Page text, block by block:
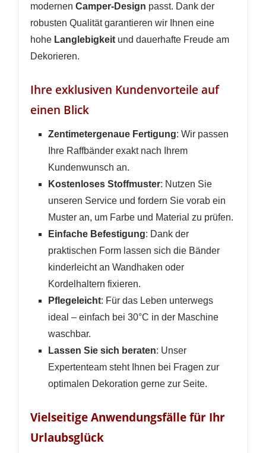
modernen Camper-Design passt. Dank der
robusten Qualität garantieren wir Ihnen eine
hohe Langlebigkeit und dauerhafte Freude am
Dekorieren.
Ihre exklusiven Kundenvorteile auf
einen Blick
Zentimetergenaue Fertigung: Wir passen
Ihre Raffbänder exakt nach Ihrem
Kundenwunsch an.
Kostenloses Stoffmuster: Nutzen Sie
unseren Service und fordern Sie vorab ein
Muster an, um Farbe und Material zu prüfen.
Einfache Befestigung: Dank der
praktischen Form lassen sich die Bänder
kinderleicht an Wandhaken oder
Kordelhaltern fixieren.
Pflegeleicht: Für das Leben unterwegs
ideal – einfach bei 30°C in der Maschine
waschbar.
Lassen Sie sich beraten: Unser
Expertenteam steht Ihnen bei Fragen zur
optimalen Dekoration gerne zur Seite.
Vielseitige Anwendungsfälle für Ihr
Urlaubsglück
AUF MEINE WUNSCHLISTE
add_circle_outline Neue Liste anlegen
WUNSCHLISTE ERSTELLEN
Name der Wunschliste
ANMELDEN
Sie müssen angemeldet sein, um Artikel Ihrer